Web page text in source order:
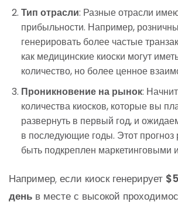
Тип отрасли: Разные отрасли
прибыльности. Например,
генерировать более частые
как медицинские киоски могут
количество, но более ценное
Проникновение на рынок:
количества киосков, которые вы
развернуть в первый год, и
в последующие годы. Этот прогноз
быть подкреплен маркетинговыми
Например, если киоск генерирует
день в месте с высокой